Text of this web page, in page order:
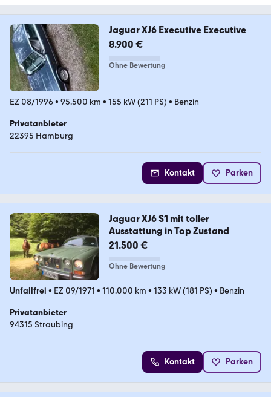
Jaguar XJ6 Executive Executive
8.900 €
Ohne Bewertung
EZ 08/1996• 95.500 km • 155 kW (211 PS) • Benzin
Privatanbieter
22395 Hamburg
Kontakt Parken
Jaguar XJ6 S1 mit toller
Ausstattung in Top Zustand
21.500 €
Ohne Bewertung
Unfallfrei • EZ 09/1971 • 110.000 km • 133 kW (181 PS) • Benzin
Privatanbieter
94315 Straubing
Kontakt Parken